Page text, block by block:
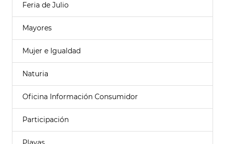
Feria de Julio
Mayores
Mujer e Igualdad
Naturia
Oficina Información Consumidor
Participación